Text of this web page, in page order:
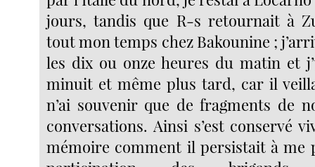
jours, tandis que R-s retournait à
tout mon temps chez Bakounine ;
les dix ou onze heures du matin et
minuit et même plus tard, car il
n’ai souvenir que de fragments de
conversations. Ainsi s’est conservé
mémoire comment il persistait à me